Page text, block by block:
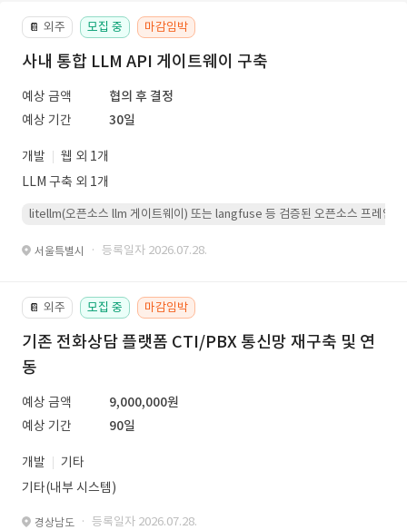
📔 외주 모집 중 마감임박
사내 통합 LLM API 게이트웨이 구축
예상 금액
협의 후 결정
예상 기간
30일
개발
웹 외 1개
LLM 구축 외 1개
litellm(오픈소스 llm 게이트웨이) 또는 langfuse 등 검증된 오픈소스 프레임워
서울특별시 · 등록일자 2026.07.28.
📔 외주 모집 중 마감임박
기존 전화상담 플랫폼 CTI/PBX 통신망 재구축 및 연
동
예상 금액
9,000,000원
예상 기간
90일
개발
기타
기타(내부 시스템)
경상남도 · 등록일자 2026.07.28.